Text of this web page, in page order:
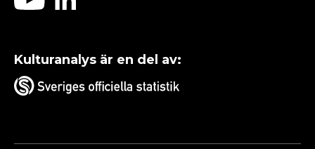
Kulturanalys är en del av: